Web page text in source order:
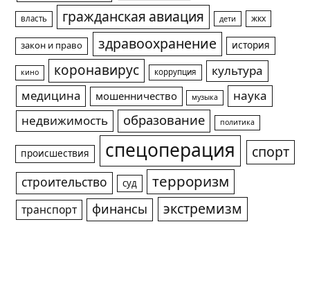
власть гражданская авиация дети жкх
закон и право здравоохранение история
кино коронавирус коррупция
культура
медицина
мошенничество музыка
наука
недвижимость
образование политика
происшествия спецоперация спорт
строительство суд терроризм
транспорт финансы экстремизм